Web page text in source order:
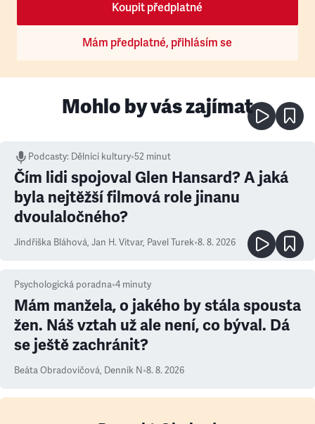
Koupit předplatné
Mám předplatné, přihlásím se
Mohlo by vás zajímat
Podcasty: Dělníci kultury•52 minut
Čím lidi spojoval Glen Hansard? A jaká
byla nejtěžší filmová role jinanu
dvoulaločného?
Jindřiška Bláhová, Jan H. Vitvar, Pavel Turek•8. 8. 2026
Psychologická poradna•4 minuty
Mám manžela, o jakého by stála spousta
žen. Náš vztah už ale není, co býval. Dá
se ještě zachránit?
Beáta Obradovičová, Denník N•8. 8. 2026